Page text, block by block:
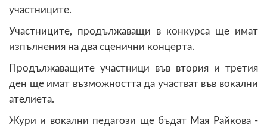
участниците.
Участниците, продължаващи в конкурса ще имат
изпълнения на два сценични концерта.
Продължаващите участници във втория и третия
ден ще имат възможността да участват във вокални
ателиета.
Жури и вокални педагози ще бъдат Мая Райкова -